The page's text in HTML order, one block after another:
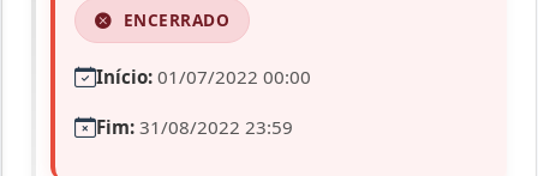
ENCERRADO
Início: 01/07/2022 00:00
Fim: 31/08/2022 23:59